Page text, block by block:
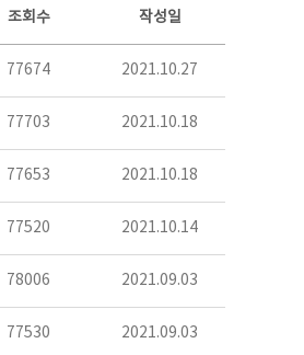
조회수 작성일
77674 2021.10.27
77703 2021.10.18
77653 2021.10.18
77520 2021.10.14
78006 2021.09.03
77530 2021.09.03